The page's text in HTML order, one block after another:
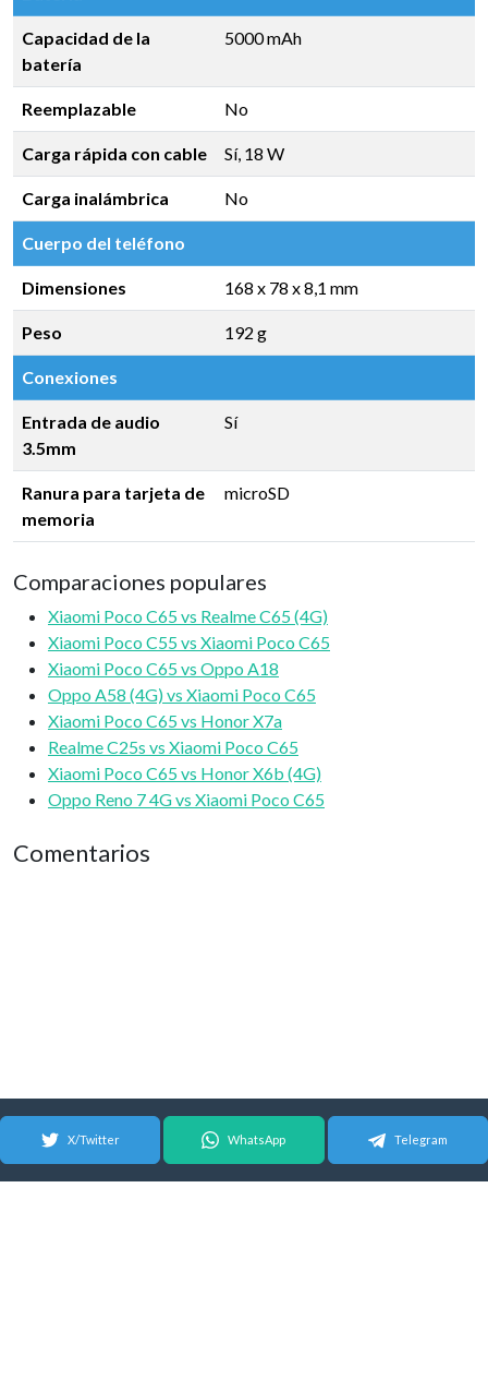
Capacidad de la
batería
5000 mAh
Reemplazable No
Carga rápida con cable Sí, 18 W
Carga inalámbrica No
Cuerpo del teléfono
Dimensiones 168 x 78 x 8,1 mm
Peso 192 g
Conexiones
Entrada de audio
3.5mm
Sí
Ranura para tarjeta de
memoria
microSD
Comparaciones populares
Xiaomi Poco C65 vs Realme C65 (4G)
Xiaomi Poco C55 vs Xiaomi Poco C65
Xiaomi Poco C65 vs Oppo A18
Oppo A58 (4G) vs Xiaomi Poco C65
Xiaomi Poco C65 vs Honor X7a
Realme C25s vs Xiaomi Poco C65
Xiaomi Poco C65 vs Honor X6b (4G)
Oppo Reno 7 4G vs Xiaomi Poco C65
Comentarios
X/Twitter WhatsApp Telegram